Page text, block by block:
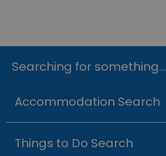
Searching for something...
Accommodation Search
Things to Do Search